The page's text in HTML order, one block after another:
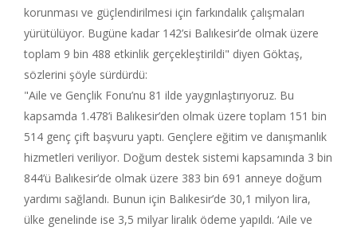
korunması ve güçlendirilmesi için farkındalık çalışmaları
yürütülüyor. Bugüne kadar 142’si Balıkesir’de olmak üzere
toplam 9 bin 488 etkinlik gerçekleştirildi" diyen Göktaş,
sözlerini şöyle sürdürdü:
"Aile ve Gençlik Fonu’nu 81 ilde yaygınlaştırıyoruz. Bu
kapsamda 1.478’i Balıkesir’den olmak üzere toplam 151 bin
514 genç çift başvuru yaptı. Gençlere eğitim ve danışmanlık
hizmetleri veriliyor. Doğum destek sistemi kapsamında 3 bin
844’ü Balıkesir’de olmak üzere 383 bin 691 anneye doğum
yardımı sağlandı. Bunun için Balıkesir’de 30,1 milyon lira,
ülke genelinde ise 3,5 milyar liralık ödeme yapıldı. ‘Aile ve